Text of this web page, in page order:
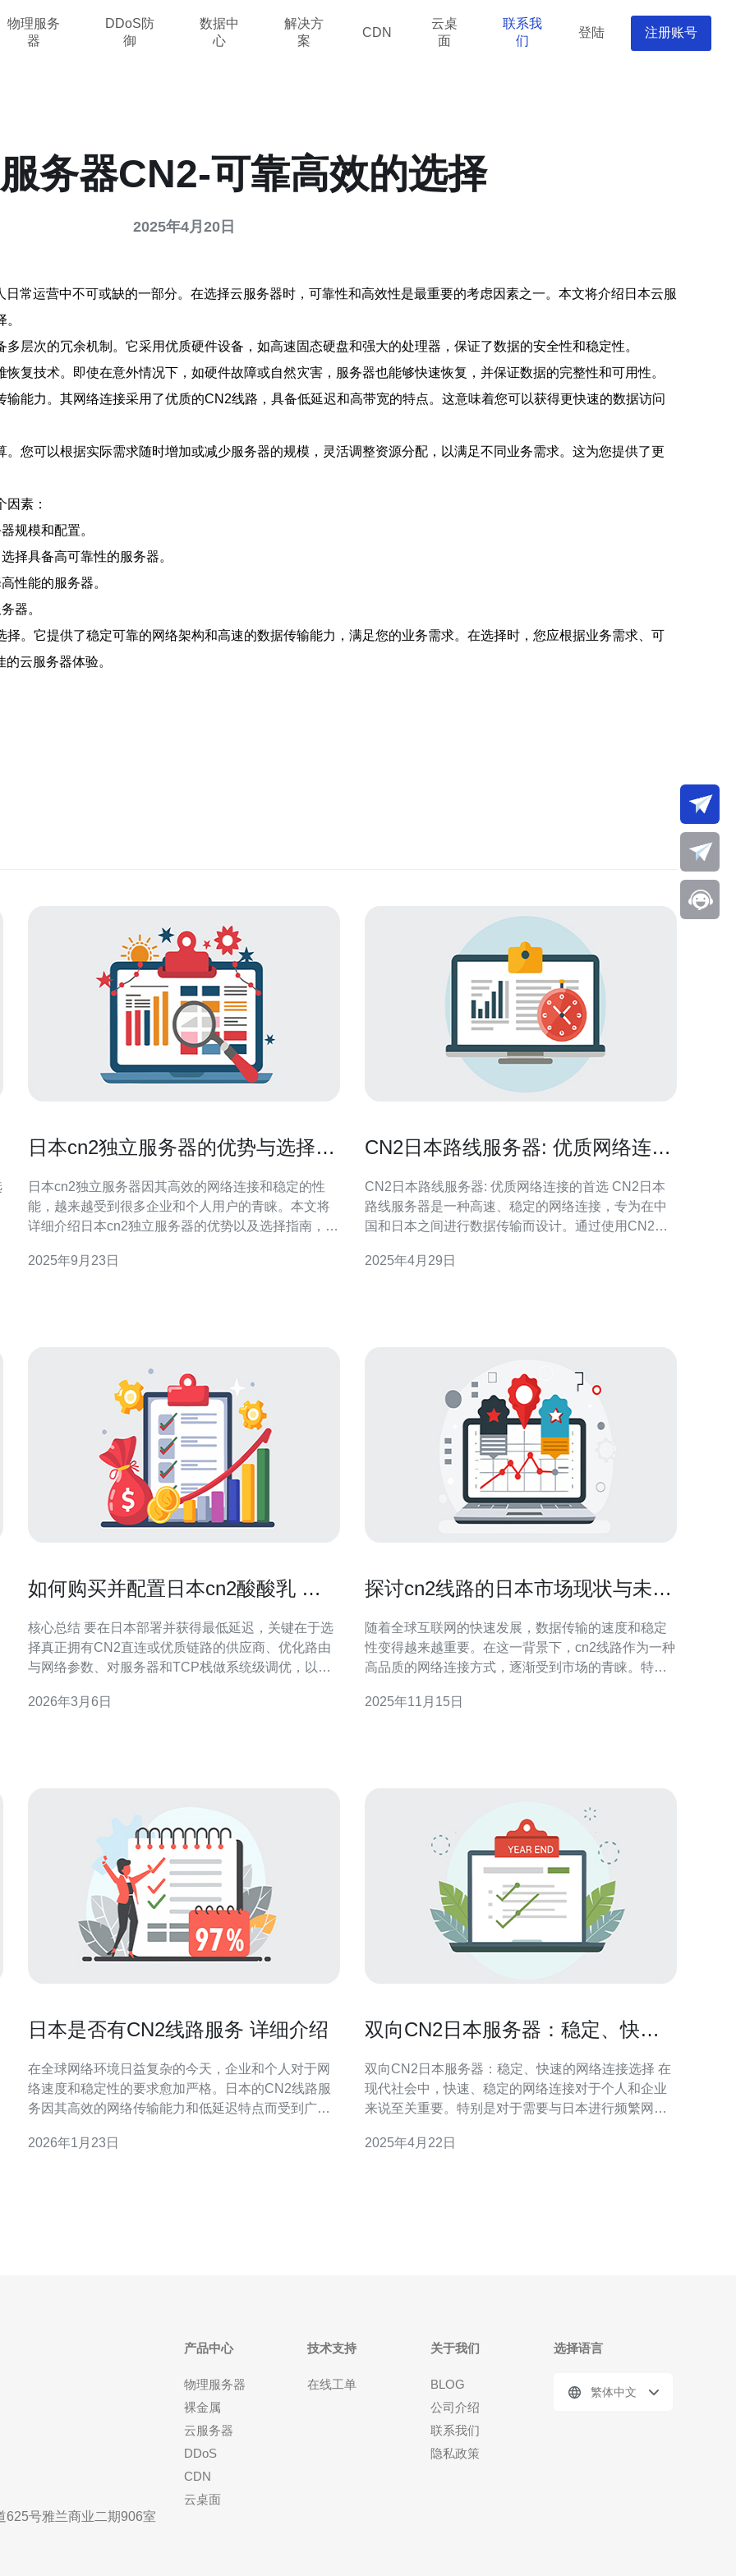
物理服务
器
DDoS防
御
数据中
心
解决方
案
CDN
云桌
面
联系我
们
登陆 注册账号
务器CN2-可靠高效的选择
2025年4月20日
常运营中不可或缺的一部分。在选择云服务器时，可靠性和高效性是最重要的考虑因素之一。本文将介绍日本云服
层次的冗余机制。它采用优质硬件设备，如高速固态硬盘和强大的处理器，保证了数据的安全性和稳定性。
复技术。即使在意外情况下，如硬件故障或自然灾害，服务器也能够快速恢复，并保证数据的完整性和可用性。
能力。其网络连接采用了优质的CN2线路，具备低延迟和高带宽的特点。这意味着您可以获得更快速的数据访问
您可以根据实际需求随时增加或减少服务器的规模，灵活调整资源分配，以满足不同业务需求。这为您提供了更
素：
规模和配置。
择具备高可靠性的服务器。
性能的服务器。
器。
。它提供了稳定可靠的网络架构和高速的数据传输能力，满足您的业务需求。在选择时，您应根据业务需求、可
云服务器体验。
日本cn2独立服务器的优势与选择指
日本cn2独立服务器因其高效的网络连接和稳定的性
能，越来越受到很多企业和个人用户的青睐。本文将
详细介绍日本cn2独立服务器的优势以及选择指南，帮
日本cn2独立服务器具有多项优势，以下是一些主要特
2025年9月23日
CN2日本路线服务器: 优质网络连接
CN2日本路线服务器: 优质网络连接的首选 CN2日本
路线服务器是一种高速、稳定的网络连接，专为在中
国和日本之间进行数据传输而设计。通过使用CN2日
带宽，提供更快速、可靠的网络连接。 1. 优质网络连
2025年4月29日
如何购买并配置日本cn2酸酸乳 实
核心总结 要在日本部署并获得最低延迟，关键在于选
择真正拥有CN2直连或优质链路的供应商、优化路由
与网络参数、对服务器和TCP栈做系统级调优，以及
德讯电讯作为购买和接入日本CN2（俗称酸酸乳）实
2026年3月6日
探讨cn2线路的日本市场现状与未来
随着全球互联网的快速发展，数据传输的速度和稳定
性变得越来越重要。在这一背景下，cn2线路作为一种
高品质的网络连接方式，逐渐受到市场的青睐。特别
探讨cn2线路在日本市场的现状与未来趋势，并结合服
2025年11月15日
日本是否有CN2线路服务 详细介绍
在全球网络环境日益复杂的今天，企业和个人对于网
络速度和稳定性的要求愈加严格。日本的CN2线路服
务因其高效的网络传输能力和低延迟特点而受到广泛
其在服务器、VPS、主机和域名管理等方面的应用，
2026年1月23日
双向CN2日本服务器：稳定、快速
双向CN2日本服务器：稳定、快速的网络连接选择 在
现代社会中，快速、稳定的网络连接对于个人和企业
来说至关重要。特别是对于需要与日本进行频繁网络
重要。双向CN2日本服务器以其卓越的性能和可靠性
2025年4月22日
625号雅兰商业二期906室
产品中心
物理服务器
裸金属
云服务器
DDoS
CDN
云桌面
技术支持
在线工单
关于我们
BLOG
公司介绍
联系我们
隐私政策
选择语言
繁体中文